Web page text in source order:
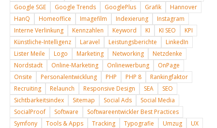
Google SGE
Google Trends GooglePlus Grafik
Hannover
HanQ
Homeoffice Imagefilm Indexierung
Instagram
Interne Verlinkung
Kennzahlen Keyword KI KI SEO
KPI
Künstliche-Intelligenz
Laravel Leistungsberichte
LinkedIn
Lister Meile
Logo Marketing Networking
Netzdenke
Nordstadt
Online-Marketing Onlinewerbung
OnPage
Onsite
Personalentwicklung PHP PHP 8
Rankingfaktor
Recruiting
Relaunch Responsive Design SEA
SEO
Sichtbarkeitsindex
Sitemap Social Ads
Social Media
SocialProof
Software
Softwareentwickler Best Practices
Symfony
Tools & Apps Tracking Typografie Umzug
UX